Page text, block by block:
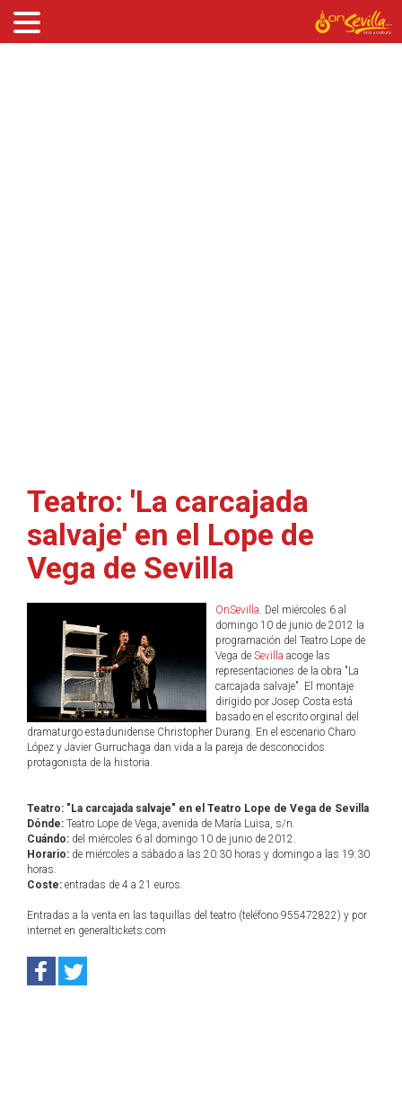
Teatro: 'La carcajada
salvaje' en el Lope de
Vega de Sevilla
OnSevilla. Del miércoles 6 al
domingo 10 de junio de 2012 la
programación del Teatro Lope de
Vega de Sevilla acoge las
representaciones de la obra "La
carcajada salvaje". El montaje
dirigido por Josep Costa está
basado en el escrito orginal del
dramaturgo estadunidense Christopher Durang. En el escenario Charo
López y Javier Gurruchaga dan vida a la pareja de desconocidos
protagonista de la historia.
Teatro: "La carcajada salvaje" en el Teatro Lope de Vega de Sevilla
Dónde: Teatro Lope de Vega, avenida de María Luisa, s/n.
Cuándo: del miércoles 6 al domingo 10 de junio de 2012.
Horario: de miércoles a sábado a las 20:30 horas y domingo a las 19:30
horas.
Coste: entradas de 4 a 21 euros.
Entradas a la venta en las taquillas del teatro (teléfono 955472822) y por
internet en generaltickets.com